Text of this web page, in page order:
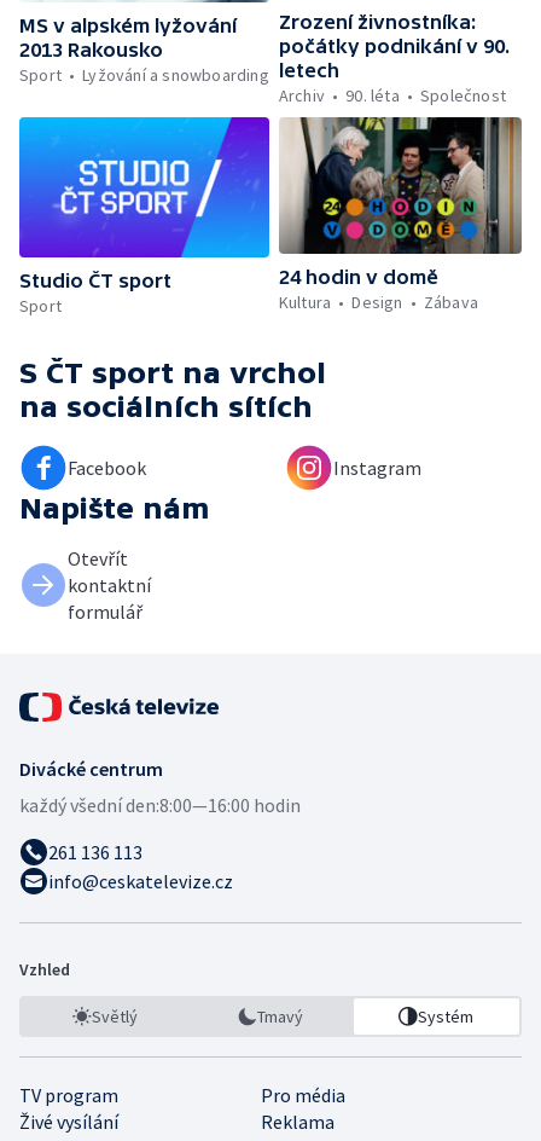
MS v alpském lyžování
2013 Rakousko
Sport
Lyžování a snowboarding
Zrození živnostníka:
počátky podnikání v 90.
letech
Archiv
90. léta Společnost
Studio ČT sport
Sport
24 hodin v domě
Kultura
Design Zábava
S ČT sport na vrchol
na sociálních sítích
Facebook Instagram
Napište nám
Otevřít
kontaktní
formulář
Divácké centrum
každý všední den:8:00—16:00 hodin
261 136 113
info@ceskatelevize.cz
Vzhled
Světlý Tmavý Systém
TV program
Pro média
Živé vysílání
Reklama